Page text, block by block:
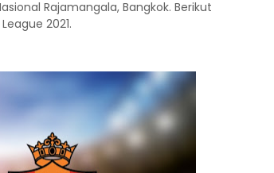
Rajamangala, Bangkok. Berikut
2021.